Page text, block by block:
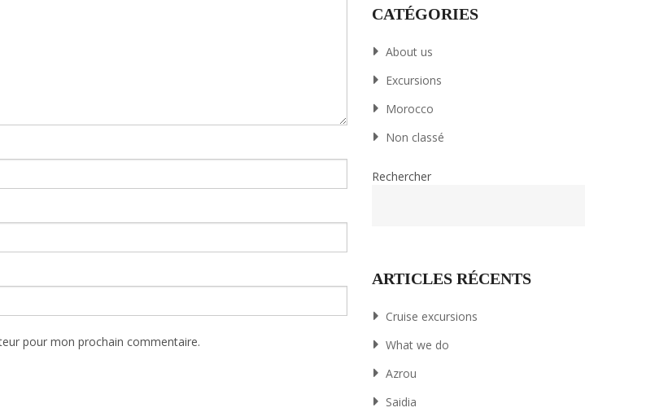
pour mon prochain commentaire.
CATÉGORIES
About us
Excursions
Morocco
Non classé
Rechercher
ARTICLES RÉCENTS
Cruise excursions
What we do
Azrou
Saidia